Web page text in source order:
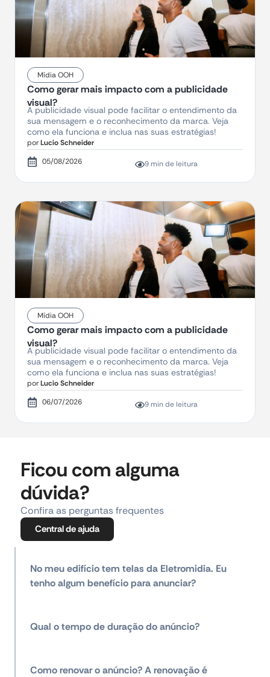
Mídia OOH
Como gerar mais impacto com a publicidade
visual?
A publicidade visual pode facilitar o entendimento da
sua mensagem e o reconhecimento da marca. Veja
como ela funciona e inclua nas suas estratégias!
porLucio Schneider
05/08/2026
9 min de leitura
Mídia OOH
Como gerar mais impacto com a publicidade
visual?
A publicidade visual pode facilitar o entendimento da
sua mensagem e o reconhecimento da marca. Veja
como ela funciona e inclua nas suas estratégias!
porLucio Schneider
06/07/2026
9 min de leitura
Ficou com alguma
dúvida?
Confira as perguntas frequentes
Central de ajuda
No meu edifício tem telas da Eletromidia. Eu
tenho algum benefício para anunciar?
Qual o tempo de duração do anúncio?
Como renovar o anúncio? A renovação é